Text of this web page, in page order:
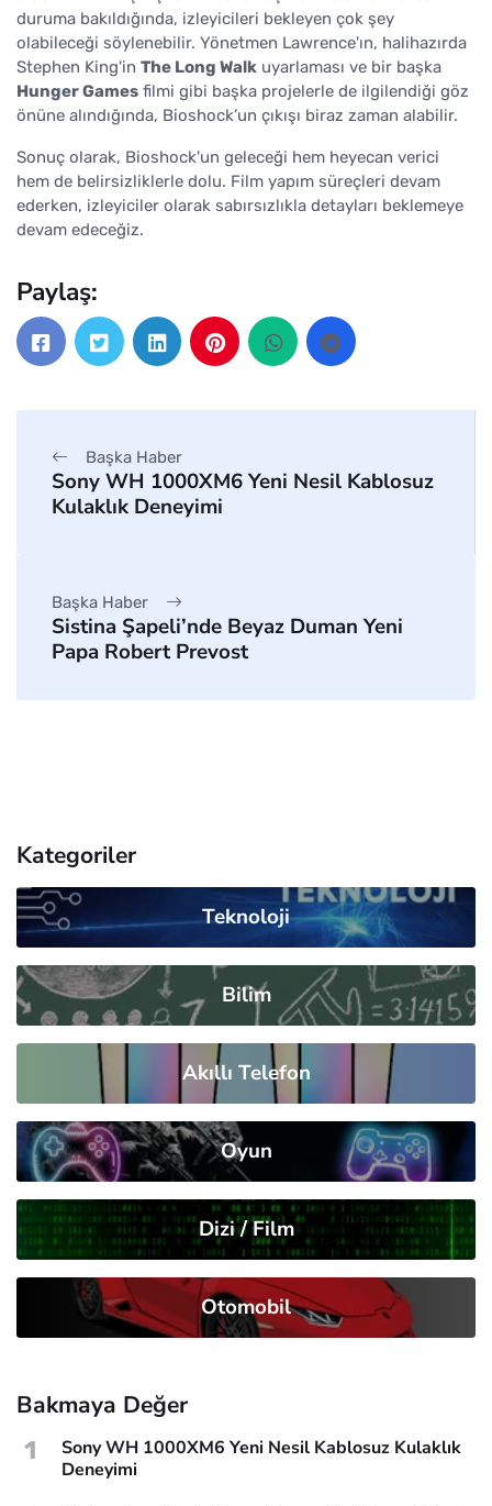
duruma bakıldığında, izleyicileri bekleyen çok şey
olabileceği söylenebilir. Yönetmen Lawrence'ın, halihazırda
Stephen King'in The Long Walk uyarlaması ve bir başka
Hunger Games filmi gibi başka projelerle de ilgilendiği göz
önüne alındığında, Bioshock’un çıkışı biraz zaman alabilir.
Sonuç olarak, Bioshock'un geleceği hem heyecan verici
hem de belirsizliklerle dolu. Film yapım süreçleri devam
ederken, izleyiciler olarak sabırsızlıkla detayları beklemeye
devam edeceğiz.
Paylaş:
Başka Haber
Sony WH 1000XM6 Yeni Nesil Kablosuz
Kulaklık Deneyimi
Başka Haber
Sistina Şapeli’nde Beyaz Duman Yeni
Papa Robert Prevost
Kategoriler
Teknoloji
Bilim
Akıllı Telefon
Oyun
Dizi / Film
Otomobil
Bakmaya Değer
1
Sony WH 1000XM6 Yeni Nesil Kablosuz Kulaklık
Deneyimi